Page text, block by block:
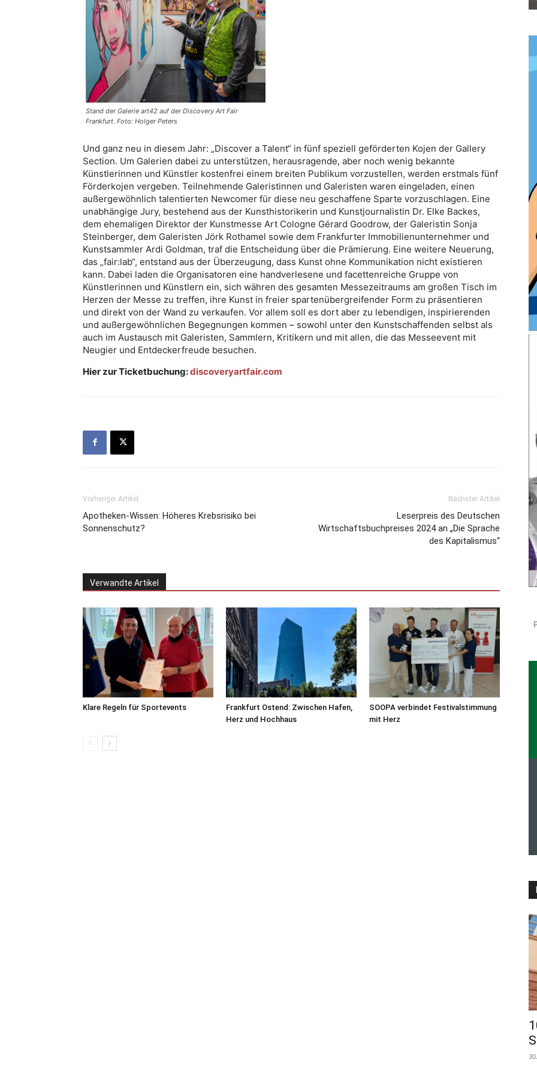
Stand der Galerie art42 auf der Discovery Art Fair
Frankfurt. Foto: Holger Peters
Und ganz neu in diesem Jahr: „Discover a Talent“ in fünf speziell geförderten Kojen der Gallery
Section. Um Galerien dabei zu unterstützen, herausragende, aber noch wenig bekannte
Künstlerinnen und Künstler kostenfrei einem breiten Publikum vorzustellen, werden erstmals fünf
Förderkojen vergeben. Teilnehmende Galeristinnen und Galeristen waren eingeladen, einen
außergewöhnlich talentierten Newcomer für diese neu geschaffene Sparte vorzuschlagen. Eine
unabhängige Jury, bestehend aus der Kunsthistorikerin und Kunstjournalistin Dr. Elke Backes,
dem ehemaligen Direktor der Kunstmesse Art Cologne Gérard Goodrow, der Galeristin Sonja
Steinberger, dem Galeristen Jörk Rothamel sowie dem Frankfurter Immobilienunternehmer und
Kunstsammler Ardi Goldman, traf die Entscheidung über die Prämierung. Eine weitere Neuerung,
das „fair:lab“, entstand aus der Überzeugung, dass Kunst ohne Kommunikation nicht existieren
kann. Dabei laden die Organisatoren eine handverlesene und facettenreiche Gruppe von
Künstlerinnen und Künstlern ein, sich währen des gesamten Messezeitraums am großen Tisch im
Herzen der Messe zu treffen, ihre Kunst in freier spartenübergreifender Form zu präsentieren
und direkt von der Wand zu verkaufen. Vor allem soll es dort aber zu lebendigen, inspirierenden
und außergewöhnlichen Begegnungen kommen – sowohl unter den Kunstschaffenden selbst als
auch im Austausch mit Galeristen, Sammlern, Kritikern und mit allen, die das Messeevent mit
Neugier und Entdeckerfreude besuchen.
Hier zur Ticketbuchung:discoveryartfair.com
Vorheriger Artikel
Apotheken-Wissen: Höheres Krebsrisiko bei
Sonnenschutz?
Nächster Artikel
Leserpreis des Deutschen
Wirtschaftsbuchpreises 2024 an „Die Sprache
des Kapitalismus“
Verwandte Artikel
Klare Regeln für Sportevents
Frankfurt Ostend: Zwischen Hafen,
Herz und Hochhaus
SOOPA verbindet Festivalstimmung
mit Herz